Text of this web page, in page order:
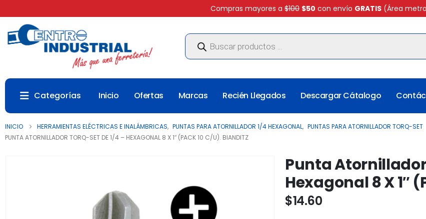
Compras mayores a $100 $50 con envío GRATIS (Área
Búsqueda
productos
Categorías Inicio Ofertas Marcas Recién Llegados Descargar Cátalogo
INICIO HERRAMIENTAS ELÉCTRICAS E INALÁMBRICAS, PUNTAS PARA ATORNILLADOR 1/4 HEXAGONAL, PUNTAS PARA ATORNILLADOR TORQ-SET
PUNTA ATORNILLADOR TORQ-SET DE 1/4 – HEXAGONAL 8 X 1″ (PACK 10 C/U). BIANDITZ
Punta
Hexagonal 8 X 1″
$14.60